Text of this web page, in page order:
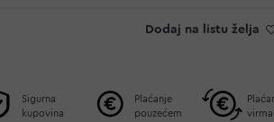
Dodaj na listu želja
Sigurna
kupovina
Plaćanje
pouzećem